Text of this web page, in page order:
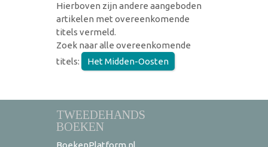
Hierboven zijn andere aangeboden
artikelen met overeenkomende
titels vermeld.
Zoek naar alle overeenkomende
titels:
Het Midden-Oosten
TWEEDEHANDS
BOEKEN
BoekenPlatform.nl